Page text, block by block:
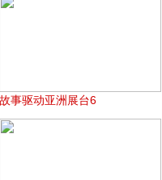
故事驱动亚洲展台6